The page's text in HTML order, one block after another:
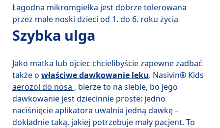
Łagodna mikromgiełka jest dobrze tolerowana
przez małe noski dzieci od 1. do 6. roku życia
Szybka ulga
Jako matka lub ojciec chcielibyście zapewne zadbać
także o właściwe dawkowanie leku
aerozol do nosa , bierze to na siebie, bo jego
dawkowanie jest dziecinnie proste: jedno
naciśnięcie aplikatora uwalnia jedną dawkę –
dokładnie taką, jakiej potrzebuje mały pacjent. To